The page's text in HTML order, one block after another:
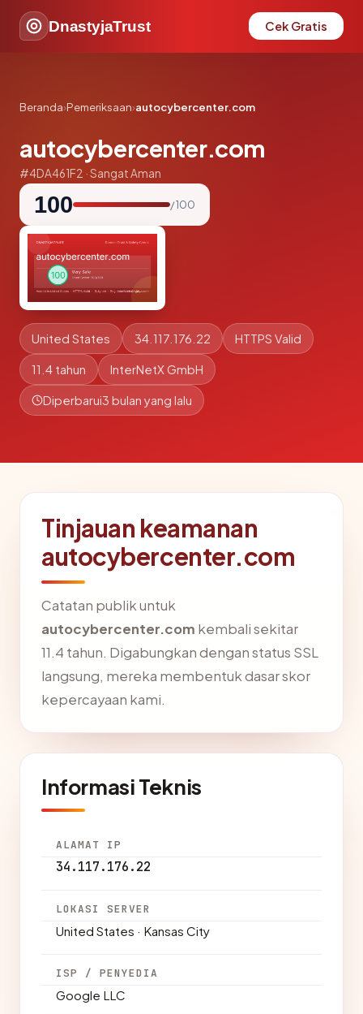
DnastyjaTrust Cek Gratis
Beranda›Pemeriksaan›autocybercenter.com
autocybercenter.com
#4DA461F2 · Sangat Aman
100 / 100
United States 34.117.176.22 HTTPS Valid
11.4 tahun InterNetX GmbH
Diperbarui3 bulan yang lalu
Tinjauan keamanan
autocybercenter.com
Catatan publik untuk
autocybercenter.com kembali sekitar
11.4 tahun. Digabungkan dengan status SSL
langsung, mereka membentuk dasar skor
kepercayaan kami.
Informasi Teknis
ALAMAT IP
34.117.176.22
LOKASI SERVER
United States · Kansas City
ISP / PENYEDIA
Google LLC